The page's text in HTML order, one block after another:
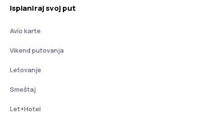
Isplaniraj svoj put
Avio karte
Vikend putovanja
Letovanje
Smeštaj
Let+Hotel